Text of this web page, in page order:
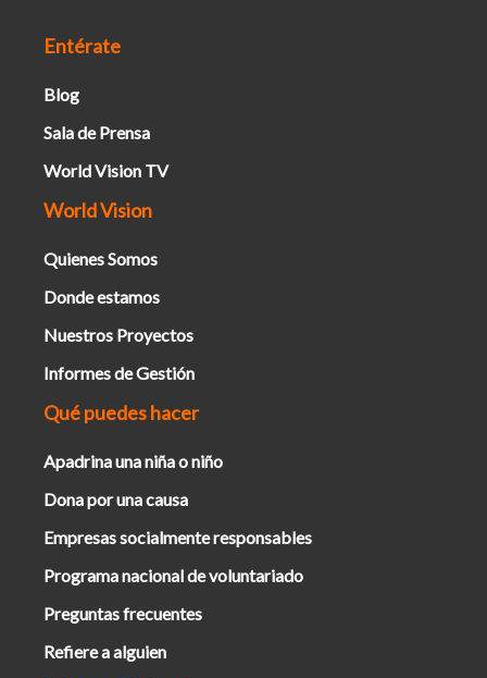
Entérate
Blog
Sala de Prensa
World Vision TV
World Vision
Quienes Somos
Donde estamos
Nuestros Proyectos
Informes de Gestión
Qué puedes hacer
Apadrina una niña o niño
Dona por una causa
Empresas socialmente responsables
Programa nacional de voluntariado
Preguntas frecuentes
Refiere a alguien